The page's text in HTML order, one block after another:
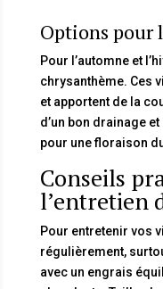
Options pour
Pour l’automne et
chrysanthème. Ces
et apportent de la
d’un bon drainage
pour une floraison
Conseils
l’entretien
Pour entretenir vos
régulièrement,
avec un engrais